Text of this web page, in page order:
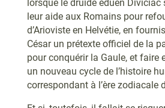
lorsque le druide éduen Diviciac
leur aide aux Romains pour
d’Arioviste en Helvétie, en
César un prétexte officiel de la
pour conquérir la Gaule, et faire
un nouveau cycle de l’histoire
correspondant à l’ère zodiacale